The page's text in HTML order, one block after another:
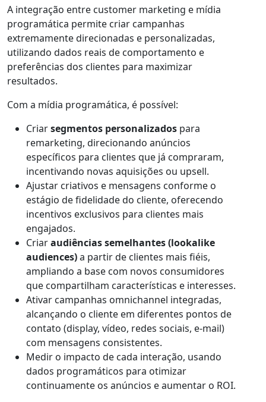
A integração entre customer marketing e mídia
programática permite criar campanhas
extremamente direcionadas e personalizadas,
utilizando dados reais de comportamento e
preferências dos clientes para maximizar
resultados.
Com a mídia programática, é possível:
Criarsegmentos personalizados para
remarketing, direcionando anúncios
específicos para clientes que já compraram,
incentivando novas aquisições ou upsell.
Ajustar criativos e mensagens conforme o
estágio de fidelidade do cliente, oferecendo
incentivos exclusivos para clientes mais
engajados.
Criaraudiências semelhantes (lookalike
audiences)a partir de clientes mais fiéis,
ampliando a base com novos consumidores
que compartilham características e interesses.
Ativar campanhas omnichannel integradas,
alcançando o cliente em diferentes pontos de
contato (display, vídeo, redes sociais, e-mail)
com mensagens consistentes.
Medir o impacto de cada interação, usando
dados programáticos para otimizar
continuamente os anúncios e aumentar o ROI.